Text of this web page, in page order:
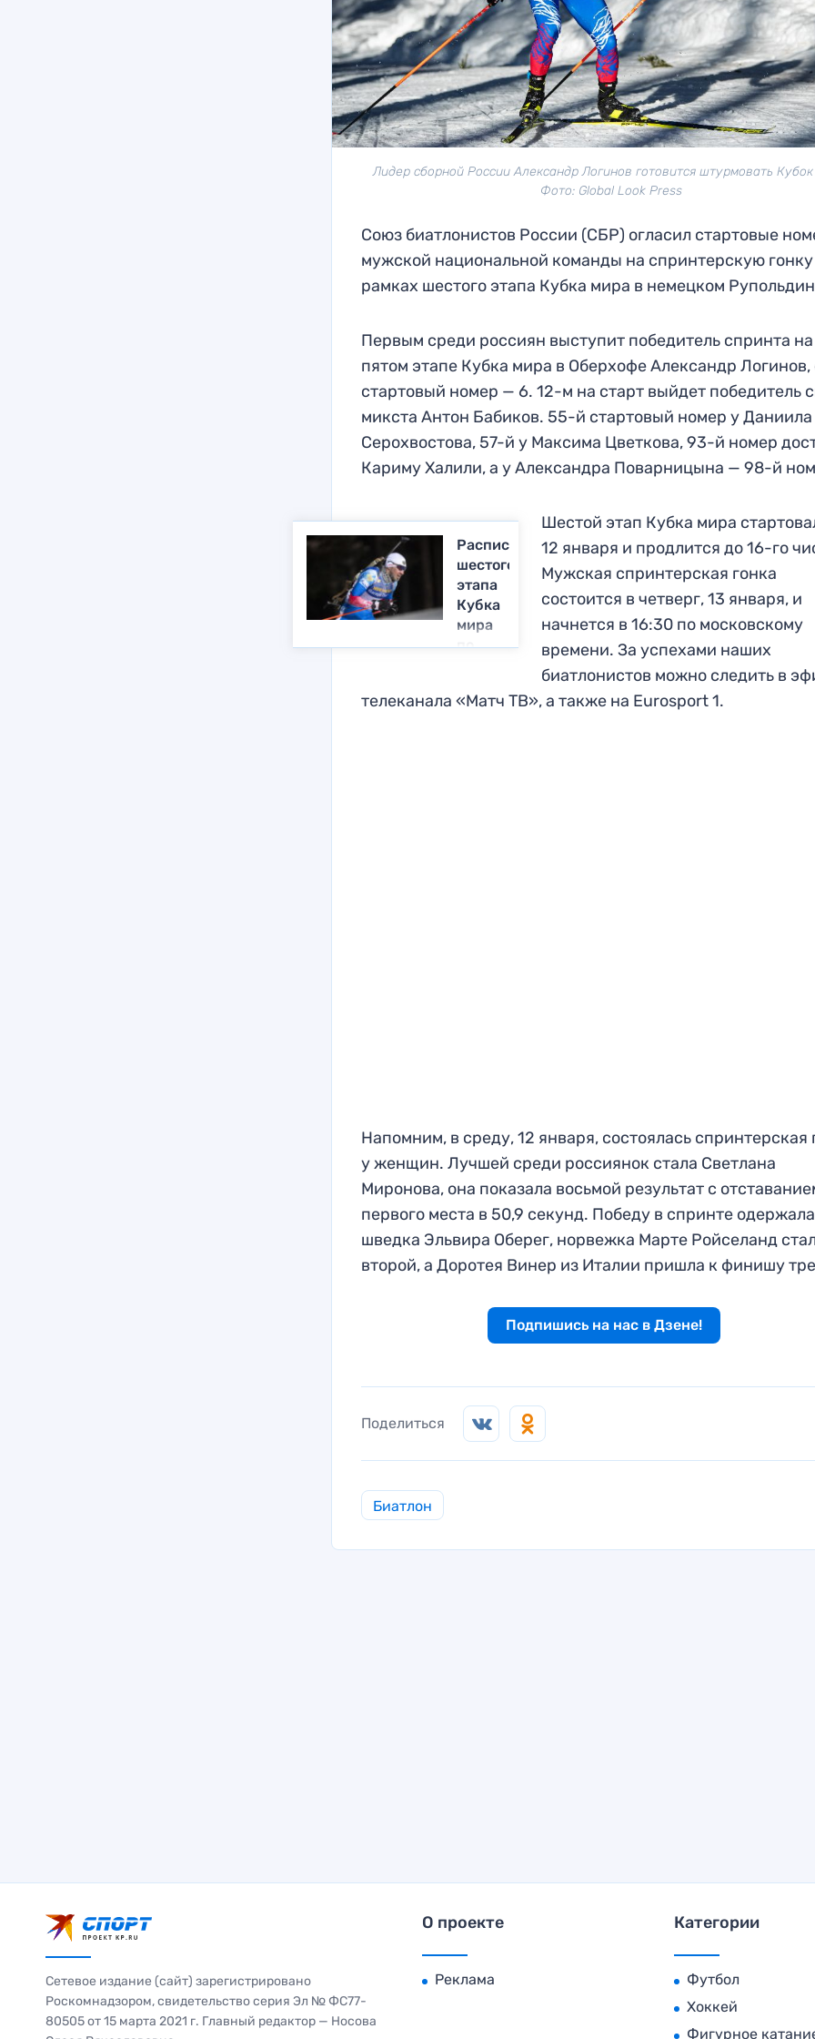
Лидер сборной России Александр Логинов готовится штурмовать
Фото: Global Look Press
Союз биатлонистов России (СБР) огласил стартовые
мужской национальной команды на спринтерскую гонку
рамках шестого этапа Кубка мира в немецком
Первым среди россиян выступит победитель спринта на
пятом этапе Кубка мира в Оберхофе Александр Логинов,
стартовый номер — 6. 12-м на старт выйдет победитель
микста Антон Бабиков. 55-й стартовый номер у Даниила
Серохвостова, 57-й у Максима Цветкова, 93-й номер
Кариму Халили, а у Александра Поварницына — 98-й
Расписание
шестого
этапа
Кубка
мира
по
Рупольдинге
Шестой этап Кубка мира
12 января и продлится до 16-го
Мужская спринтерская гонка
состоится в четверг, 13 января, и
начнется в 16:30 по московскому
времени. За успехами наших
биатлонистов можно следить в
телеканала «Матч ТВ», а также на Eurosport 1.
Напомним, в среду, 12 января, состоялась спринтерская
у женщин. Лучшей среди россиянок стала Светлана
Миронова, она показала восьмой результат с
первого места в 50,9 секунд. Победу в спринте одержала
шведка Эльвира Оберег, норвежка Марте Ройселанд
второй, а Доротея Винер из Италии пришла к финишу
Подпишись на нас в Дзене!
Поделиться
Биатлон
Сетевое издание (сайт) зарегистрировано
Роскомнадзором, свидетельство серия Эл № ФС77-
80505 от 15 марта 2021 г. Главный редактор — Носова
О проекте
Реклама
Категории
Футбол
Хоккей
Фигурное